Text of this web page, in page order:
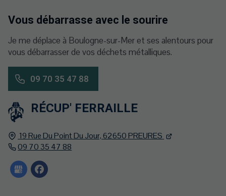
RÉCUP' FERRAILLE
19 Rue Du Point Du Jour,62650PREURES
09 70 35 47 88
Vous débarrasse avec le sourire
Je me déplace à Boulogne-sur-Mer et ses alentours pour
vous débarrasser de vos déchets métalliques.
09 70 35 47 88